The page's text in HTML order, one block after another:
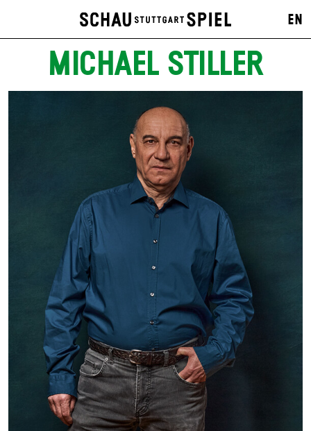
EN
MICHAEL STILLER